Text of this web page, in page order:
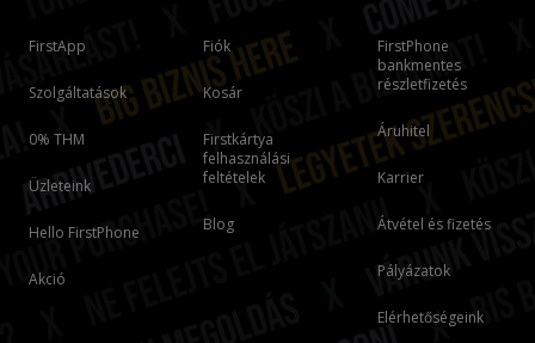
FirstApp
Szolgáltatások
0% THM
Üzleteink
Hello FirstPhone
Akció
Fiók
Kosár
Firstkártya
felhasználási
feltételek
Blog
FirstPhone
bankmentes
részletfizetés
Áruhitel
Karrier
Átvétel és fizetés
Pályázatok
Elérhetőségeink